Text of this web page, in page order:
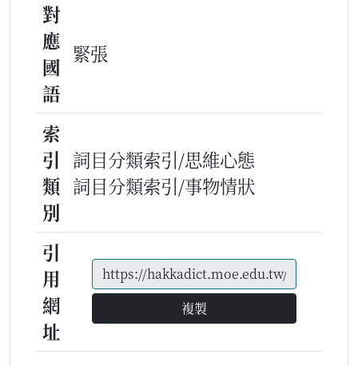
對
應
國
語
緊張
索
引
類
別
詞目分類索引/思維心態
詞目分類索引/事物情狀
引
用
網
址
複製